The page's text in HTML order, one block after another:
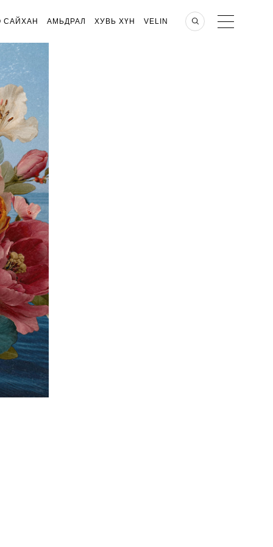
САЙХАН АМЬДРАЛ ХУВЬ ХҮН VELIN